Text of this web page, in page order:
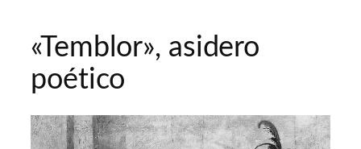
«Temblor», asidero
poético